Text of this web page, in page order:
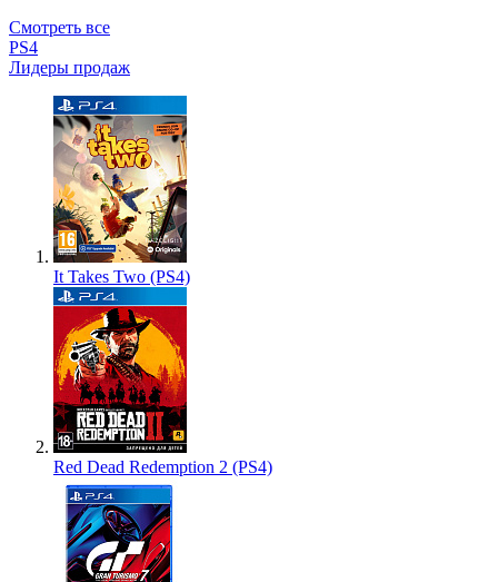
Смотреть все
PS4
Лидеры продаж
It Takes Two (PS4)
Red Dead Redemption 2 (PS4)